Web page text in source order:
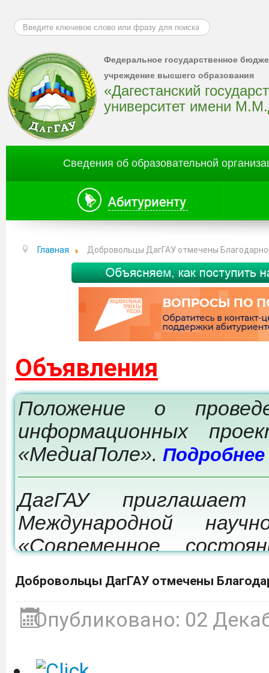
Искать...
Федеральное государственное
учреждение высшего образования
«Дагестанский
университет имени
Сведения об образовательной
Главная Добровольцы ДагГАУ отмечены
Объявления
Положение о
информационных
«МедиаПоле». Подробнее
ДагГАУ
Международной
«Современное
которая состоится 24-
Депобразования
участие в
Добровольцы ДагГАУ отмечены
Опубликовано: 02